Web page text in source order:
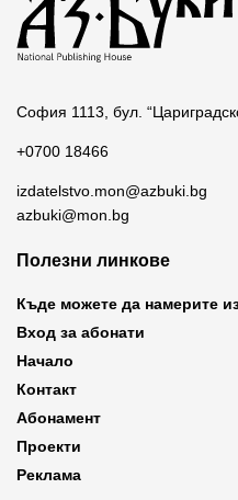
София 1113, бул.
+0700 18466
izdatelstvo.mon@azbuki.bg
azbuki@mon.bg
Полезни линкове
Къде можете да намерите
Вход за абонати
Начало
Контакт
Абонамент
Проекти
Реклама